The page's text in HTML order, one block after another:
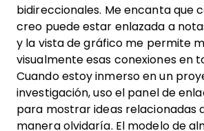
bidireccionales. Me encanta que
creo puede estar enlazada a
y la vista de gráfico me permite
visualmente esas conexiones en
Cuando estoy inmerso en un
investigación, uso el panel de
para mostrar ideas relacionadas
manera olvidaría. El modelo de